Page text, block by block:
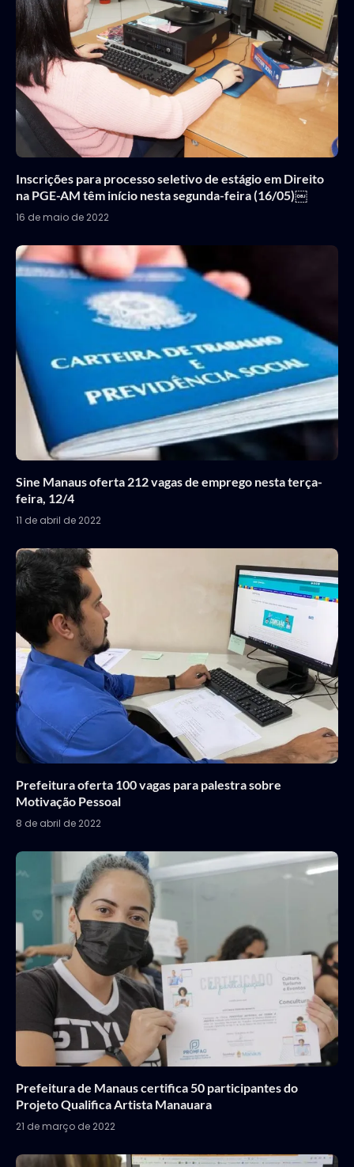
Inscrições para processo seletivo de estágio em Direito
na PGE-AM têm início nesta segunda-feira (16/05)￼
16 de maio de 2022
Sine Manaus oferta 212 vagas de emprego nesta terça-
feira, 12/4
11 de abril de 2022
Prefeitura oferta 100 vagas para palestra sobre
Motivação Pessoal
8 de abril de 2022
Prefeitura de Manaus certifica 50 participantes do
Projeto Qualifica Artista Manauara
21 de março de 2022